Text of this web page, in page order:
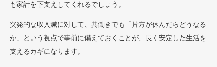
も家計を下支えしてくれるでしょう。
突発的な収入減に対して、共働きでも「片方が休んだらどうなる
か」という視点で事前に備えておくことが、長く安定した生活を
支えるカギになります。